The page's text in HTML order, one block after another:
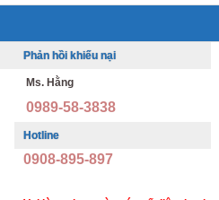
Phản hồi khiếu nại
Ms. Hằng
0989-58-3838
Hotline
0908-895-897